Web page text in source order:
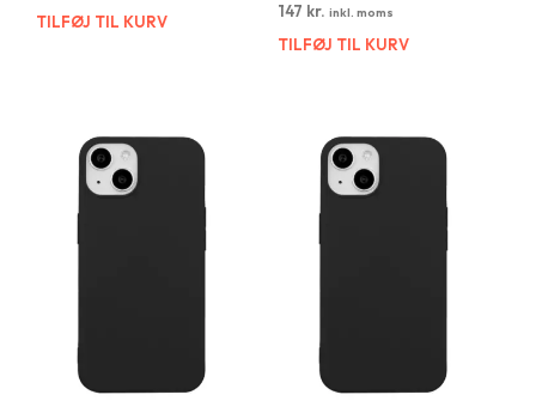
TILFØJ TIL KURV
147 kr. inkl. moms
TILFØJ TIL KURV